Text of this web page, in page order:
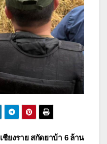
เชียงราย สกัดยาบ้า 6 ล้าน